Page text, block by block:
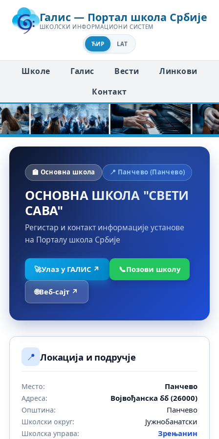
Галис — Портал школа Србије
ШКОЛСКИ ИНФОРМАЦИОНИ СИСТЕМ
ЋИР LAT
Школе Галис Вести
Линкови
Контакт
🏫 Основна школа 📍 Панчево (Панчево)
ОСНОВНА ШКОЛА "СВЕТИ
САВА"
Регистар и контакт информације установе
на Порталу школа Србије
🚀Улаз у ГАЛИС ↗ 📞Позови школу
🌐Веб-сајт ↗
📍 Локација и подручје
Место: Панчево
Адреса: Војвођанска бб (26000)
Општина: Панчево
Школски округ: Јужнобанатски
Школска управа: Зрењанин